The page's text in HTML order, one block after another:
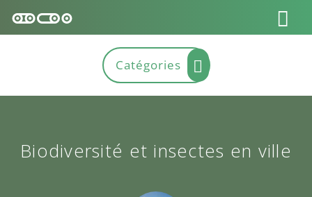
Biodiversité et insectes en ville